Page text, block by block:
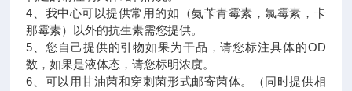
4、我中心可以提供常用的如（氨苄青霉素，氯霉素，卡
那霉素）以外的抗生素需您提供。
5、您自己提供的引物如果为干品，请您标注具体的OD
数，如果是液体态，请您标明浓度。
6、可以用甘油菌和穿刺菌形式邮寄菌体。（同时提供相